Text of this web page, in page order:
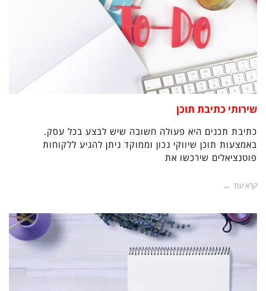
שירותי כתיבת תוכן
כתיבת תכנים היא פעולה חשובה שיש לבצע בכל עסק.
באמצעות תוכן שיווקי נכון וממוקד ניתן להגיע ללקוחות
פוטנציאלים שירכשו את
קרא עוד ←